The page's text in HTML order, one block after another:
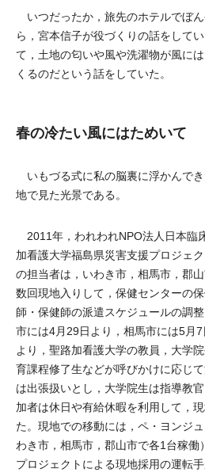
いつだったか，旅先のホテルでぼ
ら，宮本信子が役づくりの話をして
て，土地の匂いや風や洗濯物が風に
くるのだという話をしていた。
春の冷たい風にはためいて
いもづる式に私の脳裏に浮かんで
地で見た光景である。
2011年，われわれNPO法人日本臨
加看護大学福島県災害支援プロジェ
の担当者は，いわき市，相馬市，郡
数回現地入りして，保健センターの
師・保健師の派遣スケジュールの調
市には4月29日より，相馬市には5月
より，聖路加看護大学の教員，大学
育課程修了生などが呼びかけに応じ
は出張扱いとし，大学院生は指導教
加者は休日や有給休暇を利用して，
た。現地での移動には，ペ・ヨンジ
わき市，相馬市，郡山市で各1台稼働
プロジェクトによる現地採用の運転